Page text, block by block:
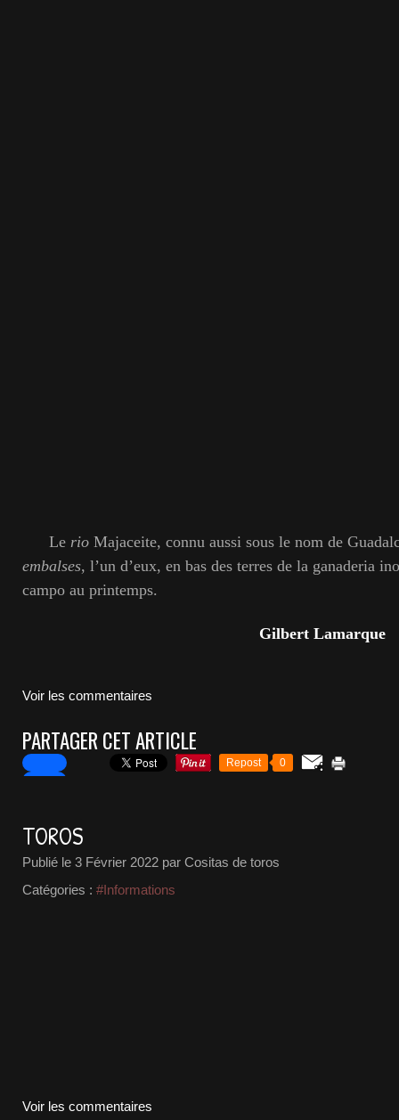
Le rio Majaceite, connu aussi sous le nom de
embalses, l’un d’eux, en bas des terres de la ganaderia
campo au printemps.
Gilbert Lamarque
Voir les commentaires
PARTAGER CET ARTICLE
Repost 0
TOROS
Publié le 3 Février 2022 par Cositas de toros
Catégories : #Informations
Voir les commentaires